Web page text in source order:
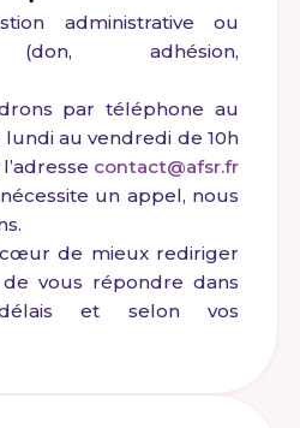
administrative ou
(don, adhésion,
par téléphone au
lundi au vendredi de 10h
contact@afsr.fr
un appel, nous
de mieux rediriger
vous répondre dans
et selon vos